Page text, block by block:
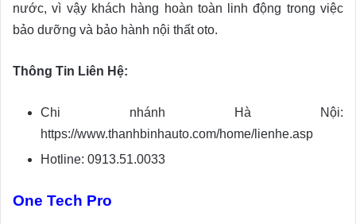
nước, vì vậy khách hàng hoàn toàn linh động trong việc
bảo dưỡng và bảo hành nội thất oto.
Thông Tin Liên Hệ:
Chi nhánh Hà Nội:
https://www.thanhbinhauto.com/home/lienhe.asp
Hotline: 0913.51.0033
One Tech Pro